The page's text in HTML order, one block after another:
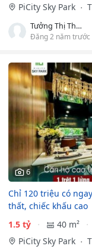
PiCity Sky Park
Tưởng Thị Thúy Hằng
Đăng 2 năm trước
6
Chỉ 120 triệu có
thất, chiếc khấu cao
1.5 tỷ
40 m²
PiCity Sky Park